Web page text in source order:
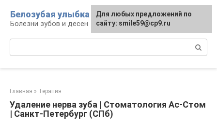
контенту
Белозубая улыбка
Болезни зубов и десен
Главная » Терапия
Удаление нерва зуба | Стоматология Ас-Стом
| Санкт-Петербург (СПб)
Для любых предложений по
сайту: smile59@cp9.ru